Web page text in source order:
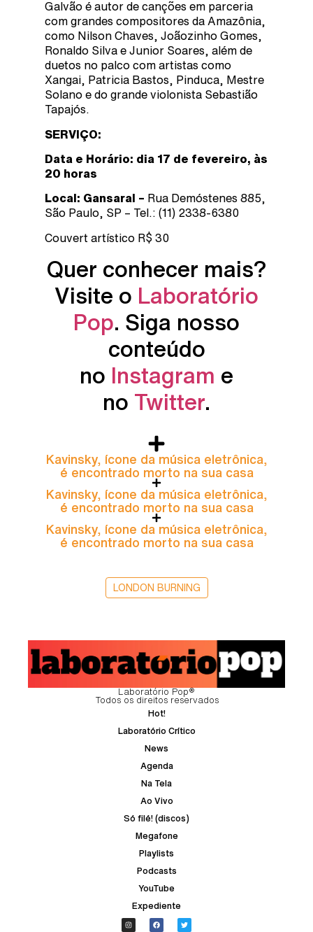
Galvão é autor de canções em parceria
com grandes compositores da Amazônia,
como Nilson Chaves, Joãozinho Gomes,
Ronaldo Silva e Junior Soares, além de
duetos no palco com artistas como
Xangai, Patricia Bastos, Pinduca, Mestre
Solano e do grande violonista Sebastião
Tapajós.
SERVIÇO:
Data e Horário: dia 17 de fevereiro, às
20 horas
Local: Gansaral – Rua Demóstenes 885,
São Paulo, SP – Tel.: (11) 2338-6380
Couvert artístico R$ 30
Quer conhecer mais?
Visite o Laboratório
Pop. Siga nosso
conteúdo
no Instagram e
no Twitter.
Kavinsky, ícone da música eletrônica,
é encontrado morto na sua casa
Kavinsky, ícone da música eletrônica,
é encontrado morto na sua casa
Kavinsky, ícone da música eletrônica,
é encontrado morto na sua casa
LONDON BURNING
Laboratório Pop®
Todos os direitos reservados
Hot!
Laboratório Crítico
News
Agenda
Na Tela
Ao Vivo
Só filé! (discos)
Megafone
Playlists
Podcasts
YouTube
Expediente